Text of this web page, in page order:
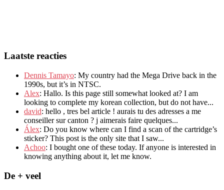
Laatste reacties
Dennis Tamayo: My country had the Mega Drive back in the
1990s, but it’s in NTSC.
Alex: Hallo. Is this page still somewhat looked at? I am
looking to complete my korean collection, but do not have...
david: hello , tres bel article ! aurais tu des adresses a me
conseiller sur canton ? j aimerais faire quelques...
Álex: Do you know where can I find a scan of the cartridge’s
sticker? This post is the only site that I saw...
Achoo: I bought one of these today. If anyone is interested in
knowing anything about it, let me know.
De + veel